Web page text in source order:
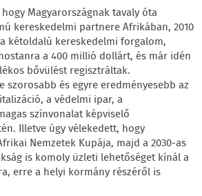
Magyarországnak tavaly óta
kereskedelmi partnere Afrikában, 2010
kétoldalú kereskedelmi forgalom,
a 400 millió dollárt, és már idén
bővülést regisztráltak.
szorosabb és egyre eredményesebb az
a védelmi ipar, a
színvonalat képviselő
Illetve úgy vélekedett, hogy
Nemzetek Kupája, majd a 2030-as
is komoly üzleti lehetőséget kínál a
erre a helyi kormány részéről is